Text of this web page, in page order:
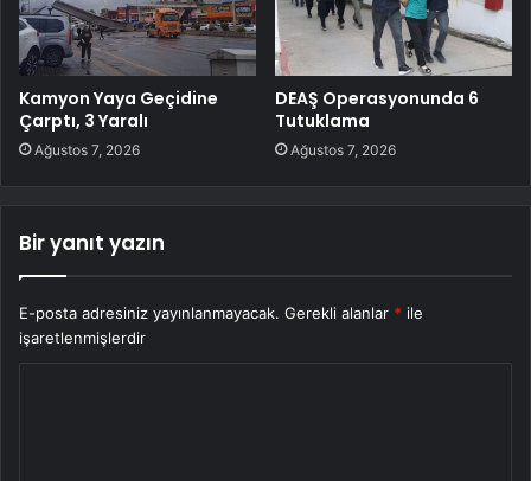
Kamyon Yaya Geçidine
Çarptı, 3 Yaralı
Ağustos 7, 2026
DEAŞ Operasyonunda 6
Tutuklama
Ağustos 7, 2026
Bir yanıt yazın
E-posta adresiniz yayınlanmayacak. Gerekli alanlar * ile
işaretlenmişlerdir